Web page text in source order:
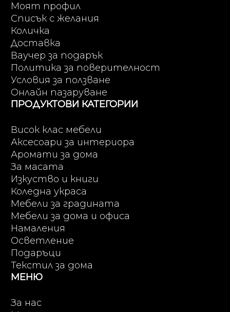
Моят профил
Списък с желания
Количка
Доставка
Ваучер за подарък
Политика за поверителност
Условия за ползване
Онлайн пазаруване
ПРОДУКТОВИ КАТЕГОРИИ
Висок клас мебели
Аксесоари за интериора
Аромати за дома
За масата
Изкуство и книги
Коледна украса
Мебели за градината
Мебели за дома и офиса
Намаления
Осветление
Подаръци
Текстил за дома
МЕНЮ
За нас